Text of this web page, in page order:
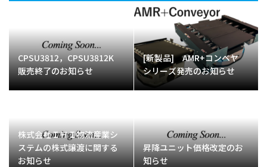
CPSU3812，CPSU3812K
販売終了のお知らせ
[新製品] AMR+コンベヤ
シリーズ発売のお知らせ
株式会社ＩＨＩ物流産業シ
ステムの株式譲渡に関する
お知らせ
昇降ユニット価格改定のお
知らせ